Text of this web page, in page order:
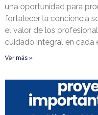
una oportunidad para
fortalecer la conciencia
el valor de los
cuidado integral en cada
Ver más »